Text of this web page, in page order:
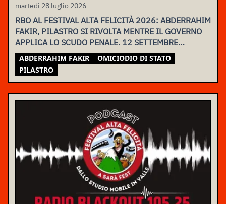
martedì 28 luglio 2026
RBO AL FESTIVAL ALTA FELICITÀ 2026: ABDERRAHIM
FAKIR, PILASTRO SI RIVOLTA MENTRE IL GOVERNO
APPLICA LO SCUDO PENALE. 12 SETTEMBRE
ASSEMBLEA NAZIONALE
ABDERRAHIM FAKIR
OMICIODIO DI STATO
PILASTRO